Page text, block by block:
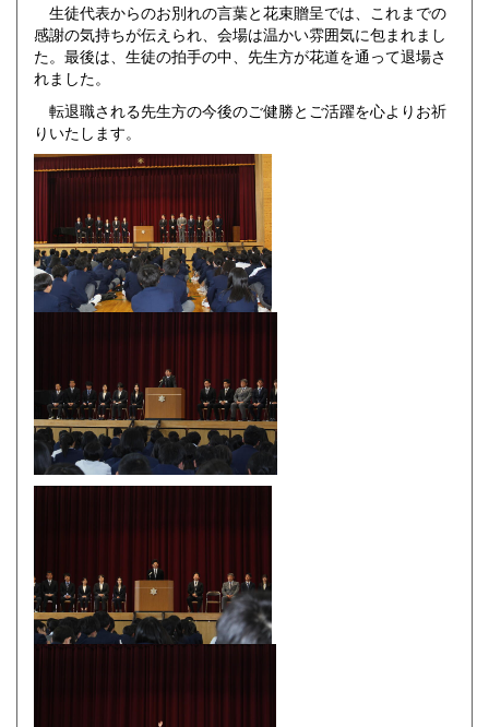
生徒代表からのお別れの言葉と花束贈呈では、これまでの
感謝の気持ちが伝えられ、会場は温かい雰囲気に包まれまし
た。最後は、生徒の拍手の中、先生方が花道を通って退場さ
れました。
転退職される先生方の今後のご健勝とご活躍を心よりお祈
りいたします。